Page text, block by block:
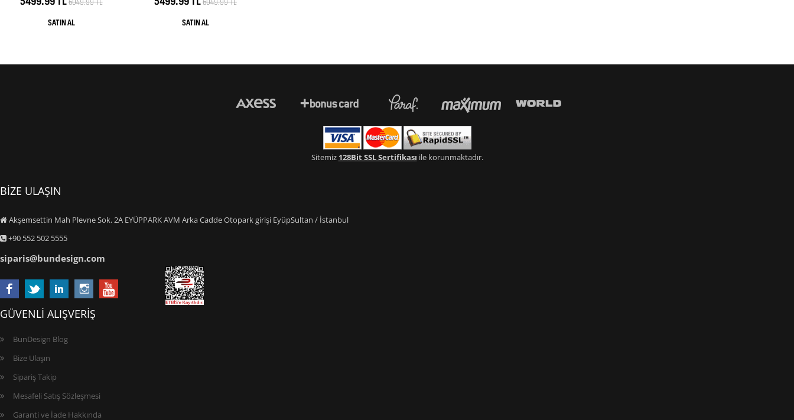
Sitemiz 128Bit SSL Sertifikası ile korunmaktadır.
BİZE ULAŞIN
Akşemsettin Mah Plevne Sok. 2A EYÜPPARK AVM Arka Cadde Otopark girişi EyüpSultan / İstanbul
+90 552 502 5555
siparis@bundesign.com
GÜVENLİ ALIŞVERİŞ
BunDesign Blog
Bize Ulaşın
Sipariş Takip
Mesafeli Satış Sözleşmesi
Garanti ve İade Hakkında